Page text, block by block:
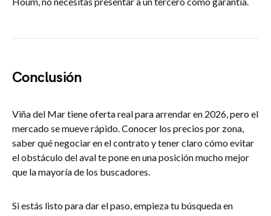
Conclusión
Viña del Mar tiene oferta real para arrendar en 2026, pero el
mercado se mueve rápido. Conocer los precios por zona,
saber qué negociar en el contrato y tener claro cómo evitar
el obstáculo del aval te pone en una posición mucho mejor
que la mayoría de los buscadores.
Si estás listo para dar el paso, empieza tu búsqueda en